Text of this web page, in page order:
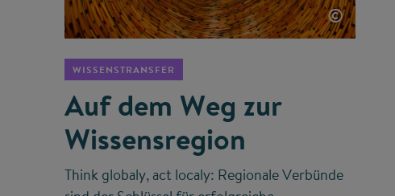
©
WISSENSTRANSFER
Auf dem Weg zur
Wissensregion
Think globaly, act localy: Regionale Verbünde